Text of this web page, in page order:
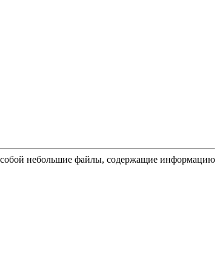
собой небольшие файлы, содержащие информацию